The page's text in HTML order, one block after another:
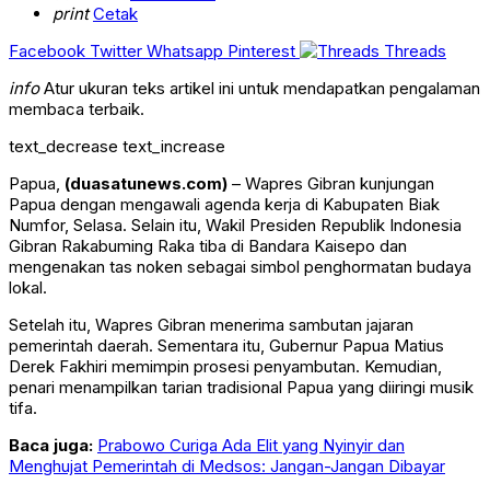
print Cetak
Facebook Twitter Whatsapp Pinterest
Threads
infoAtur ukuran teks artikel ini untuk mendapatkan pengalaman
membaca terbaik.
text_decrease text_increase
Papua, (duasatunews.com) – Wapres Gibran kunjungan
Papua dengan mengawali agenda kerja di Kabupaten Biak
Numfor, Selasa. Selain itu, Wakil Presiden Republik Indonesia
Gibran Rakabuming Raka tiba di Bandara Kaisepo dan
mengenakan tas noken sebagai simbol penghormatan budaya
lokal.
Setelah itu, Wapres Gibran menerima sambutan jajaran
pemerintah daerah. Sementara itu, Gubernur Papua Matius
Derek Fakhiri memimpin prosesi penyambutan. Kemudian,
penari menampilkan tarian tradisional Papua yang diiringi musik
tifa.
Baca juga: Prabowo Curiga Ada Elit yang Nyinyir dan
Menghujat Pemerintah di Medsos: Jangan-Jangan Dibayar